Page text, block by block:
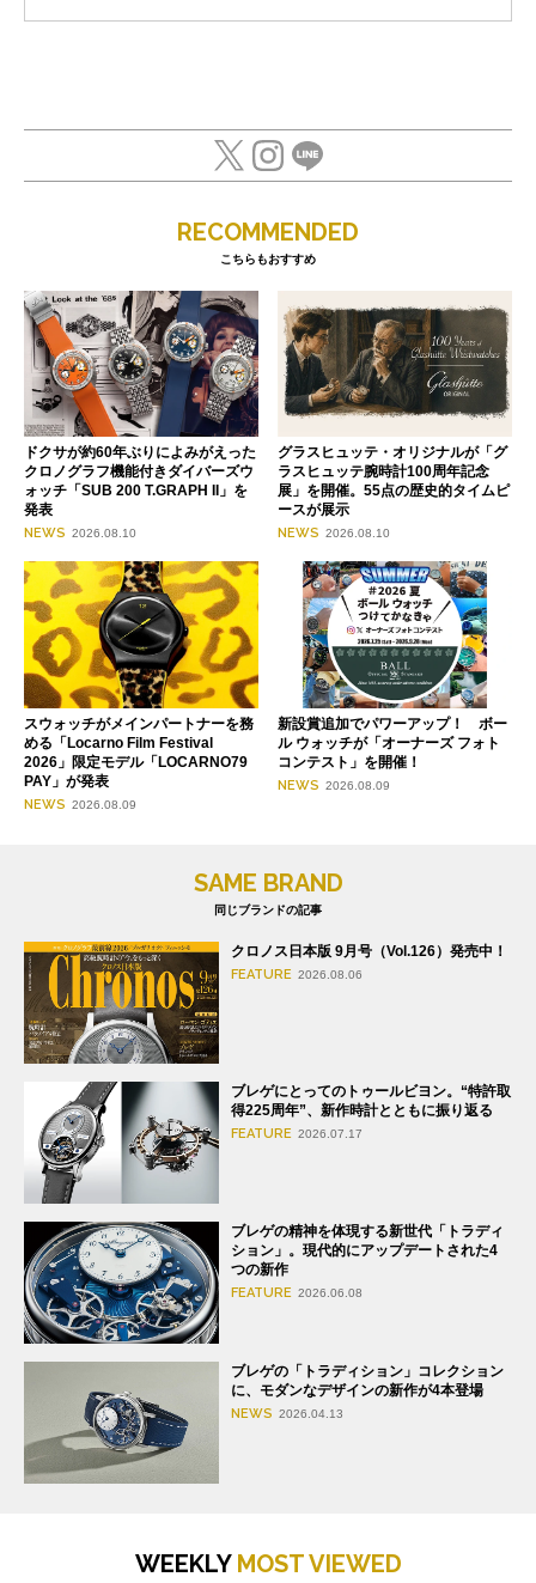
RECOMMENDED
こちらもおすすめ
ドクサが約60年ぶりによみがえった
クロノグラフ機能付きダイバーズウ
ォッチ「SUB 200 T.GRAPH II」を
発表
NEWS 2026.08.10
グラスヒュッテ・オリジナルが「グ
ラスヒュッテ腕時計100周年記念
展」を開催。55点の歴史的タイムピ
ースが展示
NEWS 2026.08.10
スウォッチがメインパートナーを務
める「Locarno Film Festival
2026」限定モデル「LOCARNO79
PAY」が発表
NEWS 2026.08.09
新設賞追加でパワーアップ！ ボー
ル ウォッチが「オーナーズ フォト
コンテスト」を開催！
NEWS 2026.08.09
SAME BRAND
同じブランドの記事
クロノス日本版 9月号（Vol.126）発売中！
FEATURE 2026.08.06
ブレゲにとってのトゥールビヨン。“特許取
得225周年”、新作時計とともに振り返る
FEATURE 2026.07.17
ブレゲの精神を体現する新世代「トラディ
ション」。現代的にアップデートされた4
つの新作
FEATURE 2026.06.08
ブレゲの「トラディション」コレクション
に、モダンなデザインの新作が4本登場
NEWS 2026.04.13
WEEKLY MOST VIEWED